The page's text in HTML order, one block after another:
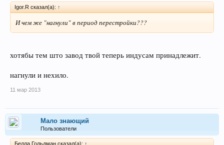
Igor.R сказал(а): ↑
И чем же "нагнули" в период перестройки???
хотябы тем што завод твой теперь индусам принадлежит.
нагнули и нехило.
11 мар 2013
Мало знающий
Пользователи
Белла Гольдман сказал(а): ↑